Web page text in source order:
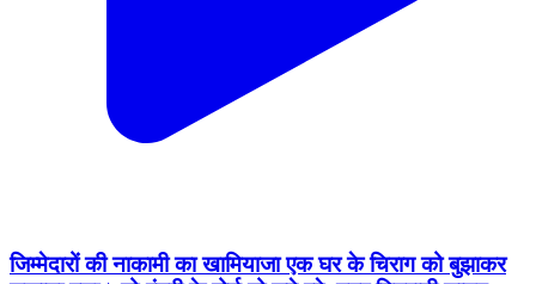
जिम्मेदारों की नाकामी का खामियाजा एक घर के चिराग को बुझाकर